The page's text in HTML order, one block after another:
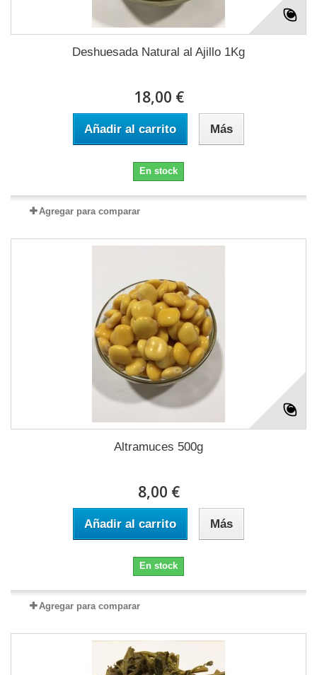
Deshuesada Natural al Ajillo 1Kg
18,00 €
Añadir al carrito Más
En stock
Agregar para comparar
Altramuces 500g
8,00 €
Añadir al carrito Más
En stock
Agregar para comparar